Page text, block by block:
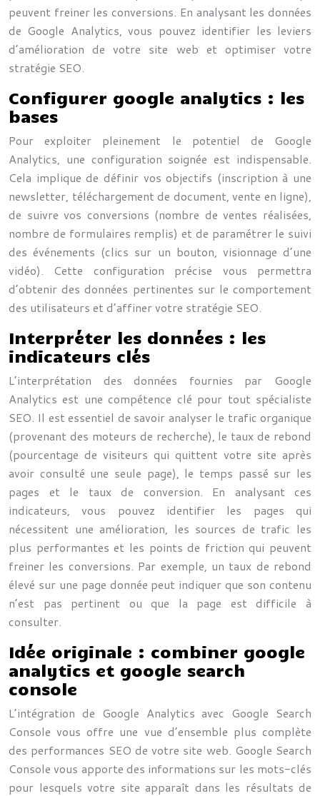
peuvent freiner les conversions. En analysant les données
de Google Analytics, vous pouvez identifier les leviers
d’amélioration de votre site web et optimiser votre
stratégie SEO.
Configurer google analytics : les
bases
Pour exploiter pleinement le potentiel de Google
Analytics, une configuration soignée est indispensable.
Cela implique de définir vos objectifs (inscription à une
newsletter, téléchargement de document, vente en ligne),
de suivre vos conversions (nombre de ventes réalisées,
nombre de formulaires remplis) et de paramétrer le suivi
des événements (clics sur un bouton, visionnage d’une
vidéo). Cette configuration précise vous permettra
d’obtenir des données pertinentes sur le comportement
des utilisateurs et d’affiner votre stratégie SEO.
Interpréter les données : les
indicateurs clés
L’interprétation des données fournies par Google
Analytics est une compétence clé pour tout spécialiste
SEO. Il est essentiel de savoir analyser le trafic organique
(provenant des moteurs de recherche), le taux de rebond
(pourcentage de visiteurs qui quittent votre site après
avoir consulté une seule page), le temps passé sur les
pages et le taux de conversion. En analysant ces
indicateurs, vous pouvez identifier les pages qui
nécessitent une amélioration, les sources de trafic les
plus performantes et les points de friction qui peuvent
freiner les conversions. Par exemple, un taux de rebond
élevé sur une page donnée peut indiquer que son contenu
n’est pas pertinent ou que la page est difficile à
consulter.
Idée originale : combiner google
analytics et google search
console
L’intégration de Google Analytics avec Google Search
Console vous offre une vue d’ensemble plus complète
des performances SEO de votre site web. Google Search
Console vous apporte des informations sur les mots-clés
pour lesquels votre site apparaît dans les résultats de